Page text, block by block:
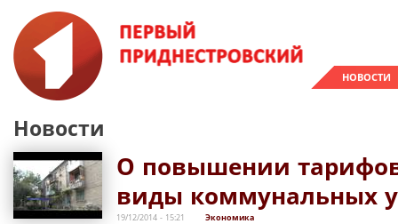
НОВОСТИ
Новости
О повышении
виды коммунальных
19/12/2014 - 15:21 Экономика